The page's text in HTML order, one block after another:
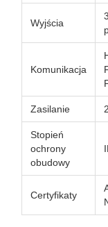
Wyjścia
Komunikacja
Zasilanie
Stopień
ochrony
obudowy
Certyfikaty